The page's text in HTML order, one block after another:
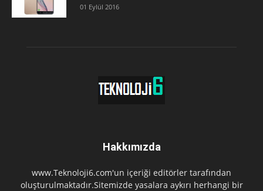
01 Eylül 2016
Hakkımızda
www.Teknoloji6.com'un içeriği editörler tarafından
oluşturulmaktadır.Sitemizde yasalara aykırı herhangi bir